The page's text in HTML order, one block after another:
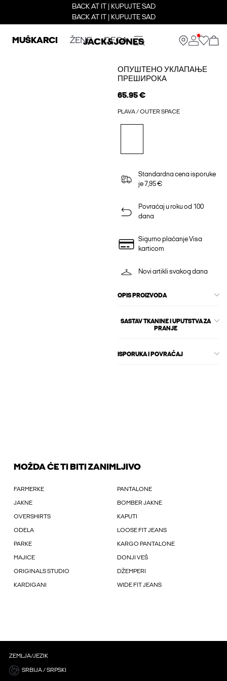
BACK AT IT | KUPUJTE SAD
BACK AT IT | KUPUJTE SAD
MUŠKARCI ŽENE DECA
ОПУШТЕНО УКЛАПАЊЕ
ПРЕШИРОКА
65.95 €
PLAVA / OUTER SPACE
Standardna cena isporuke
je 7,95 €
Povraćaj u roku od 100
dana
Sigurno plaćanje Visa
karticom
Novi artikli svakog dana
OPIS PROIZVODA
SASTAV TKANINE I UPUTSTVA ZA
PRANJE
ISPORUKA I POVRAĆAJ
MOŽDA ĆE TI BITI ZANIMLJIVO
FARMERKE PANTALONE
JAKNE BOMBER JAKNE
OVERSHIRTS KAPUTI
ODELA LOOSE FIT JEANS
PARKE KARGO PANTALONE
MAJICE DONJI VEŠ
ORIGINALS STUDIO DŽEMPERI
KARDIGANI WIDE FIT JEANS
ZEMLJA/JEZIK
SRBIJA / SRPSKI